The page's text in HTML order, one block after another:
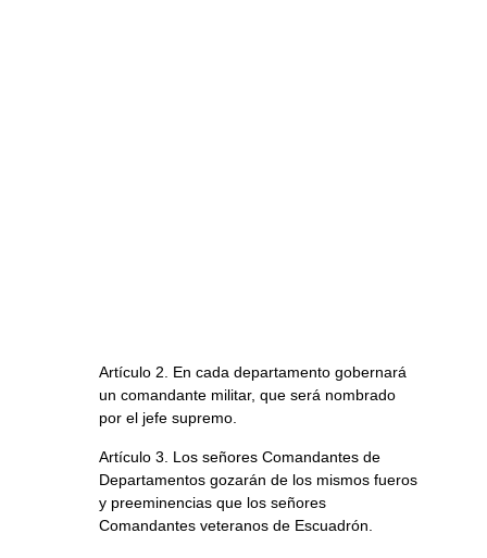
Artículo 2. En cada departamento gobernará
un comandante militar, que será nombrado
por el jefe supremo.
Artículo 3. Los señores Comandantes de
Departamentos gozarán de los mismos fueros
y preeminencias que los señores
Comandantes veteranos de Escuadrón.